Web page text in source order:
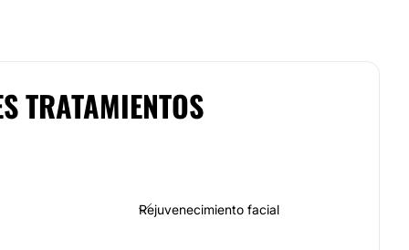
TRATAMIENTOS
Rejuvenecimiento facial